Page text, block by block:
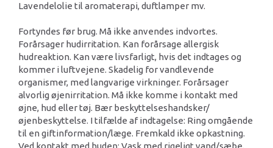
Lavendelolie til aromaterapi, duftlamper mv.
Fortyndes før brug. Må ikke anvendes indvortes.
Forårsager hudirritation. Kan forårsage allergisk
hudreaktion. Kan være livsfarligt, hvis det indtages og
kommer i luftvejene. Skadelig for vandlevende
organismer, med langvarige virkninger. Forårsager
alvorlig øjenirritation. Må ikke komme i kontakt med
øjne, hud eller tøj. Bær beskyttelseshandsker/
øjenbeskyttelse. I tilfælde af indtagelse: Ring omgående
til en giftinformation/læge. Fremkald ikke opkastning.